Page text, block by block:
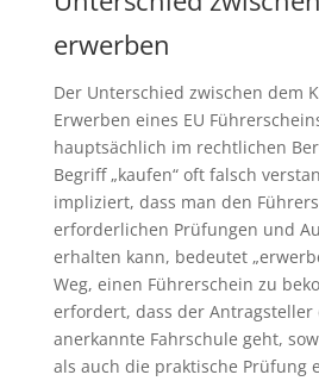
erwerben
Der Unterschied zwischen dem
Erwerben eines EU
hauptsächlich im rechtlichen
Begriff „kaufen“ oft falsch
impliziert, dass man den
erforderlichen Prüfungen und
erhalten kann, bedeutet
Weg, einen Führerschein zu
erfordert, dass der Antragsteller
anerkannte Fahrschule geht,
als auch die praktische Prüfung